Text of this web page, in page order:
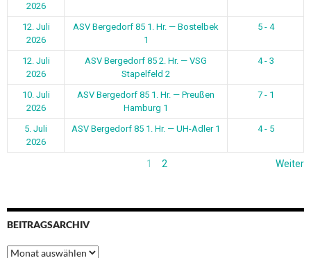
2026
12. Juli
2026
ASV Bergedorf 85 1. Hr. — Bostelbek
1
5 - 4
12. Juli
2026
ASV Bergedorf 85 2. Hr. — VSG
Stapelfeld 2
4 - 3
10. Juli
2026
ASV Bergedorf 85 1. Hr. — Preußen
Hamburg 1
7 - 1
5. Juli
2026
ASV Bergedorf 85 1. Hr. — UH-Adler 1 4 - 5
1 2 Weiter
BEITRAGSARCHIV
Beitragsarchiv